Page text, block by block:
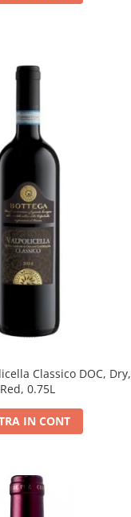
Classico DOC, Dry,
Red, 0.75L
IN CONT